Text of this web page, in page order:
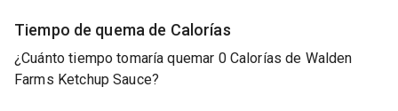
Tiempo de quema de Calorías
¿Cuánto tiempo tomaría quemar 0 Calorías de Walden
Farms Ketchup Sauce?